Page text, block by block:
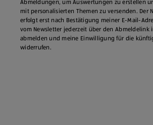
Abmeldungen, um Auswertungen zu erstellen
mit personalisierten Themen zu versenden. Der
erfolgt erst nach Bestätigung meiner E-Mail-
vom Newsletter jederzeit über den Abmeldelink
abmelden und meine Einwilligung für die
widerrufen.